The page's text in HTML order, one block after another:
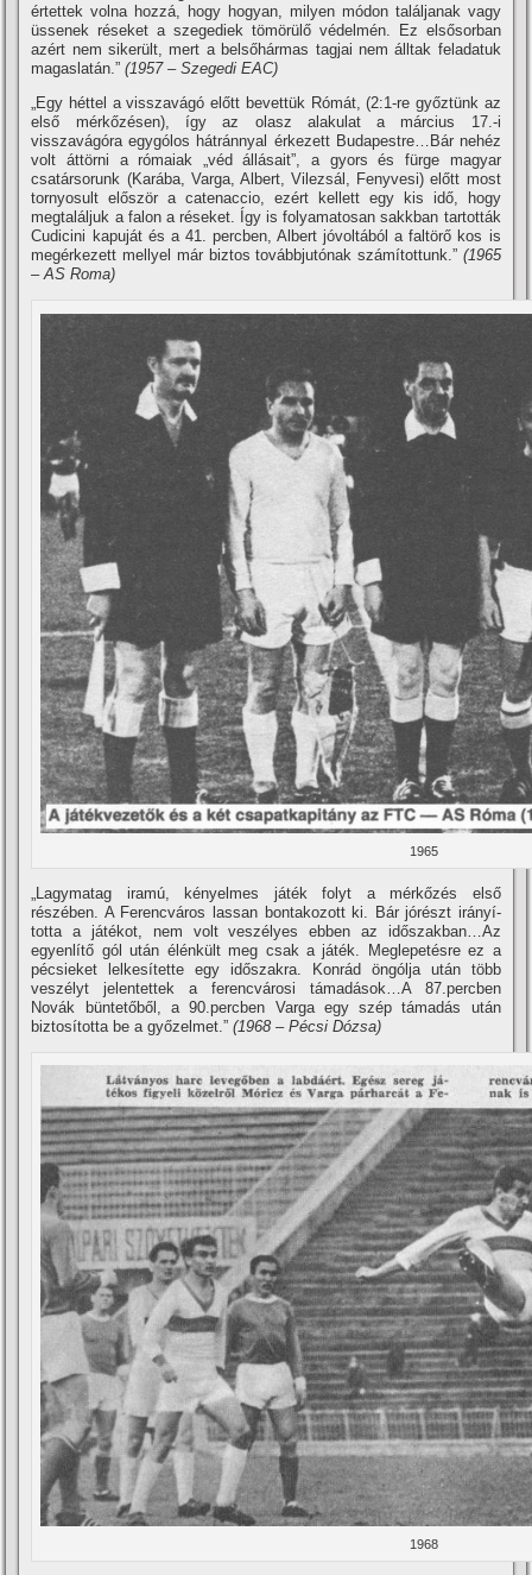
értettek volna hozzá, hogy hogyan, milyen módon találjanak vagy
üssenek réseket a szegediek tömörülő védelmén. Ez elsősorban
azért nem sikerült, mert a belsőhármas tagjai nem álltak feladatuk
magaslatán.”(1957 – Szegedi EAC)
„Egy héttel a visszavágó előtt bevettük Rómát, (2:1-re győztünk az
első mérkőzésen), í­gy az olasz alakulat a március 17.-i
visszavágóra egygólos hátránnyal érkezett Budapestre…Bár nehéz
volt áttörni a rómaiak „véd állásait”, a gyors és fürge magyar
csatársorunk (Karába, Varga, Albert, Vilezsál, Fenyvesi) előtt most
tornyosult először a catenaccio, ezért kellett egy kis idő, hogy
megtaláljuk a falon a réseket. Így is folyamatosan sakkban tartották
Cudicini kapuját és a 41. percben, Albert jóvoltából a faltörő kos is
megérkezett mellyel már biztos továbbjutónak számí­tottunk.” (1965
– AS Roma)
1965
„Lagymatag iramú, kényelmes játék folyt a mérkőzés első
részében. A Ferencváros lassan bontakozott ki. Bár jórészt irányí­
totta a játékot, nem volt veszélyes ebben az időszakban…Az
egyenlí­tő gól után élénkült meg csak a játék. Meglepetésre ez a
pécsieket lelkesí­tette egy időszakra. Konrád öngólja után több
veszélyt jelentettek a ferencvárosi támadások…A 87.percben
Novák büntetőből, a 90.percben Varga egy szép támadás után
biztosí­totta be a győzelmet.”(1968 – Pécsi Dózsa)
1968